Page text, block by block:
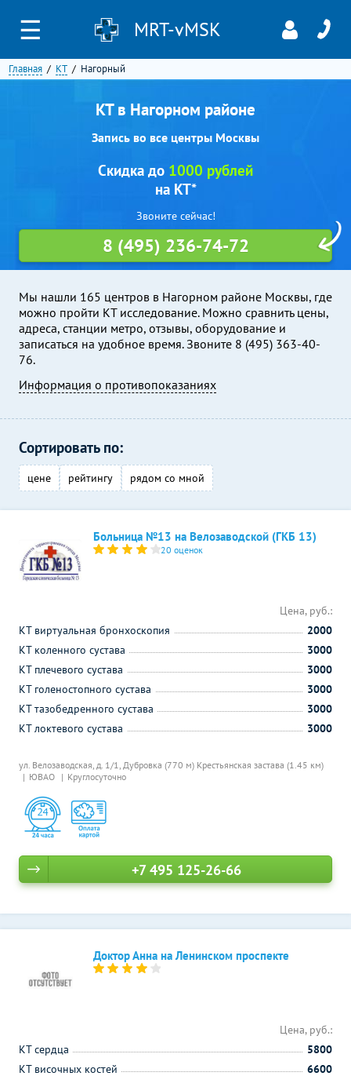
☰ MRT-vMSK
Главная КТ Нагорный
КТ в Нагорном районе
Запись во все центры Москвы
Мы нашли 165 центров в Нагорном районе Москвы, где
можно пройти КТ исследование. Можно сравнить цены,
адреса, станции метро, отзывы, оборудование и
записаться на удобное время. Звоните 8 (495) 363-40-
76.
Информация о противопоказаниях
Скидка до 1000 рублей
на КТ*
Звоните сейчас!
8 (495) 236-74-72
Сортировать по:
цене рейтингу рядом со мной
Больница №13 на Велозаводской (ГКБ 13)
20 оценок
ул. Велозаводская, д. 1/1, Дубровка (770 м) Крестьянская застава (1.45 км)
ЮВАО
Круглосуточно
Цена, руб.:
КТ виртуальная бронхоскопия
2000
КТ коленного сустава
3000
КТ плечевого сустава
3000
КТ голеностопного сустава
3000
КТ тазобедренного сустава
3000
КТ локтевого сустава
3000
+7 495 125-26-66
Доктор Анна на Ленинском проспекте
Цена, руб.:
КТ сердца
5800
КТ височных костей
6600